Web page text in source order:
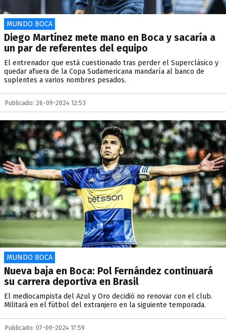
MUNDO BOCA
Diego Martínez mete mano en Boca y sacaría a
un par de referentes del equipo
El entrenador que está cuestionado tras perder el Superclásico y
quedar afuera de la Copa Sudamericana mandaría al banco de
suplentes a varios nombres pesados.
Publicado: 26-09-2024 12:53
MUNDO BOCA
Nueva baja en Boca: Pol Fernández continuará
su carrera deportiva en Brasil
El mediocampista del Azul y Oro decidió no renovar con el club.
Militará en el fútbol del extranjero en la siguiente temporada.
Publicado: 07-09-2024 17:59